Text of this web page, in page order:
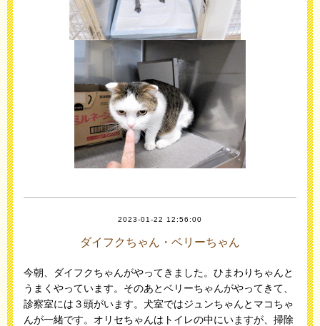
2023-01-22 12:56:00
ダイフクちゃん・ベリーちゃん
今朝、ダイフクちゃんがやってきました。ひまわりちゃんと
うまくやっています。そのあとベリーちゃんがやってきて、
診察室には３頭がいます。犬室ではジュンちゃんとマコちゃ
んが一緒です。オリセちゃんはトイレの中にいますが、掃除